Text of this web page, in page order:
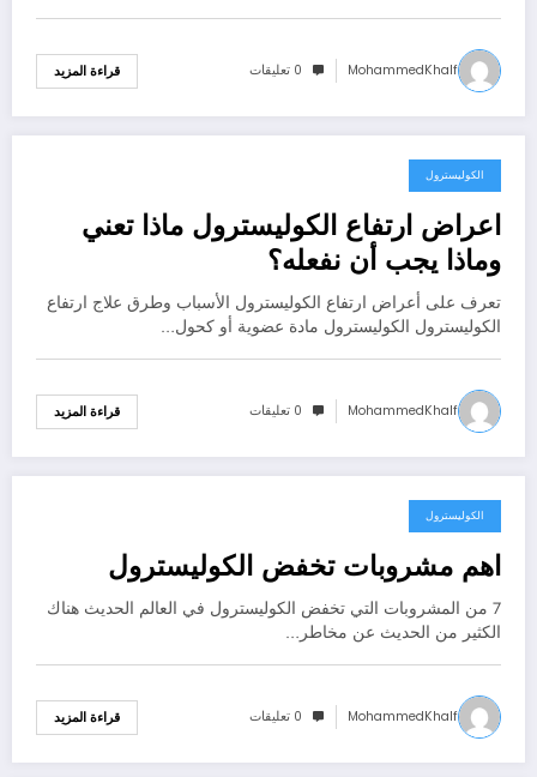
MohammedKhalf 0 تعليقات قراءة المزيد
سبتمبر 27, 2020
الكوليسترول
اعراض ارتفاع الكوليسترول ماذا تعني
وماذا يجب أن نفعله؟
تعرف على أعراض ارتفاع الكوليسترول الأسباب وطرق علاج ارتفاع
الكوليسترول الكوليسترول مادة عضوية أو كحول…
MohammedKhalf 0 تعليقات قراءة المزيد
سبتمبر 25, 2020
الكوليسترول
اهم مشروبات تخفض الكوليسترول
7 من المشروبات التي تخفض الكوليسترول في العالم الحديث هناك
الكثير من الحديث عن مخاطر…
MohammedKhalf 0 تعليقات قراءة المزيد